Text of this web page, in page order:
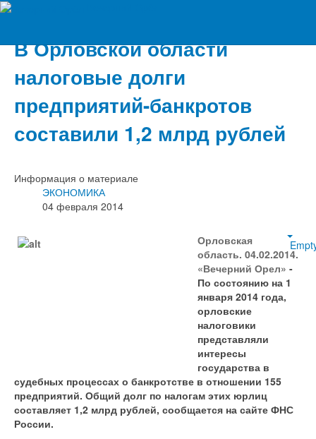
В Орловской области
налоговые долги
предприятий-банкротов
составили 1,2 млрд рублей
Информация о материале
ЭКОНОМИКА
04 февраля 2014
Орловская
область. 04.02.2014.
«Вечерний Орел» -
По состоянию на 1
января 2014 года,
орловские
налоговики
представляли
интересы
государства в
судебных процессах о банкротстве в отношении 155
предприятий. Общий долг по налогам этих юрлиц
составляет 1,2 млрд рублей, сообщается на сайте ФНС
России.